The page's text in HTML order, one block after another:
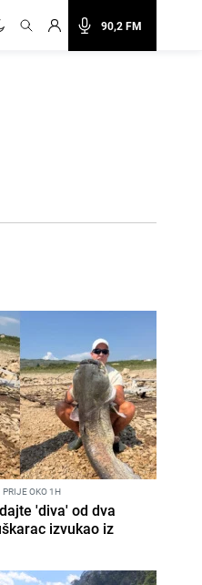
90,2 FM
PRIJE OKO 1H
'diva' od dva
izvukao iz